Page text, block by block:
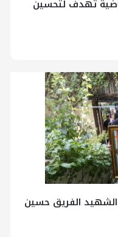
تهدف لتحسين
الشهيد الفريق حسين